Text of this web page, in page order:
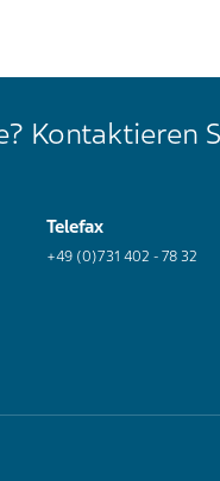
Kontaktieren
Telefax
+49 (0)731 402 - 78 32